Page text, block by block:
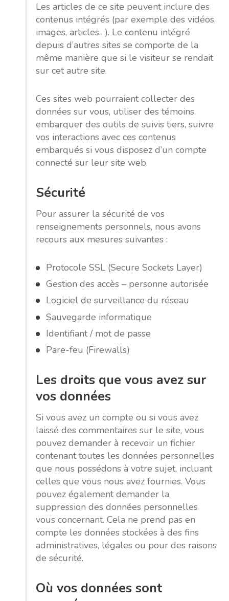
Les articles de ce site peuvent inclure des
contenus intégrés (par exemple des vidéos,
images, articles…). Le contenu intégré
depuis d’autres sites se comporte de la
même manière que si le visiteur se rendait
sur cet autre site.
Ces sites web pourraient collecter des
données sur vous, utiliser des témoins,
embarquer des outils de suivis tiers, suivre
vos interactions avec ces contenus
embarqués si vous disposez d’un compte
connecté sur leur site web.
Sécurité
Pour assurer la sécurité de vos
renseignements personnels, nous avons
recours aux mesures suivantes :
Protocole SSL (Secure Sockets Layer)
Gestion des accès – personne autorisée
Logiciel de surveillance du réseau
Sauvegarde informatique
Identifiant / mot de passe
Pare-feu (Firewalls)
Les droits que vous avez sur
vos données
Si vous avez un compte ou si vous avez
laissé des commentaires sur le site, vous
pouvez demander à recevoir un fichier
contenant toutes les données personnelles
que nous possédons à votre sujet, incluant
celles que vous nous avez fournies. Vous
pouvez également demander la
suppression des données personnelles
vous concernant. Cela ne prend pas en
compte les données stockées à des fins
administratives, légales ou pour des raisons
de sécurité.
Où vos données sont